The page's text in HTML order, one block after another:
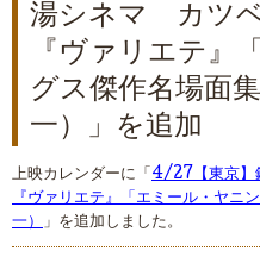
湯シネマ カツ
『ヴァリエテ』
グス傑作名場面
一）」を追加
上映カレンダーに「 4/27【東京】
『ヴァリエテ』「エミール・ヤニ
一） 」を追加しました。